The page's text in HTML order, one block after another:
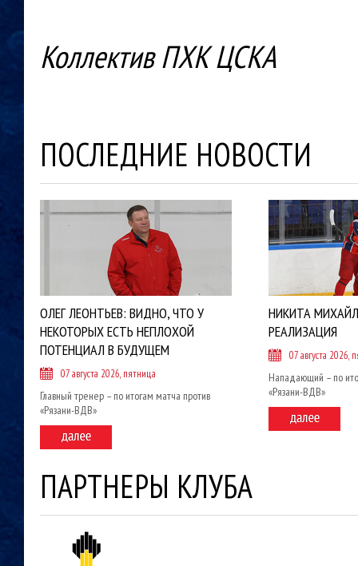
Коллектив ПХК ЦСКА
ПОСЛЕДНИЕ НОВОСТИ
ОЛЕГ ЛЕОНТЬЕВ: ВИДНО, ЧТО У
НЕКОТОРЫХ ЕСТЬ НЕПЛОХОЙ
ПОТЕНЦИАЛ В БУДУЩЕМ
07 августа 2026, пятница
Главный тренер – по итогам матча против
«Рязани-ВДВ»
НИКИТА
РЕАЛИЗАЦИЯ
07 августа 2026,
Нападающий – по
«Рязани-ВДВ»
ПАРТНЕРЫ КЛУБА